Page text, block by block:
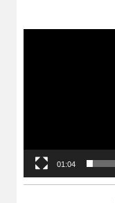
01:04